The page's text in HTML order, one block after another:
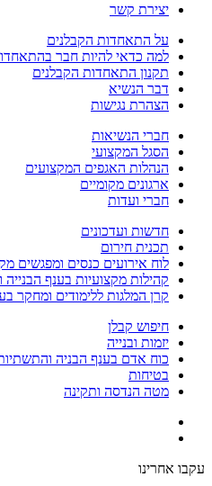
יצירת קשר
על התאחדות הקבלנים
למה כדאי להיות חבר
תקנון התאחדות הקבלנים
דבר הנשיא
הצהרת נגישות
חברי הנשיאות
הסגל המקצועי
הנהלות האגפים המקצועים
ארגונים מקומיים
חברי ועדות
חדשות ועדכונים
תכנית חירום
לוח אירועים כנסים ומפגשים
קהילות מקצועיות בענף
קרן המלגות ללימודים ומחקר
חיפוש קבלן
יזמות ובנייה
כוח אדם בענף הבניה
בטיחות
מטה הנדסה ותקינה
עקבו אחרינו